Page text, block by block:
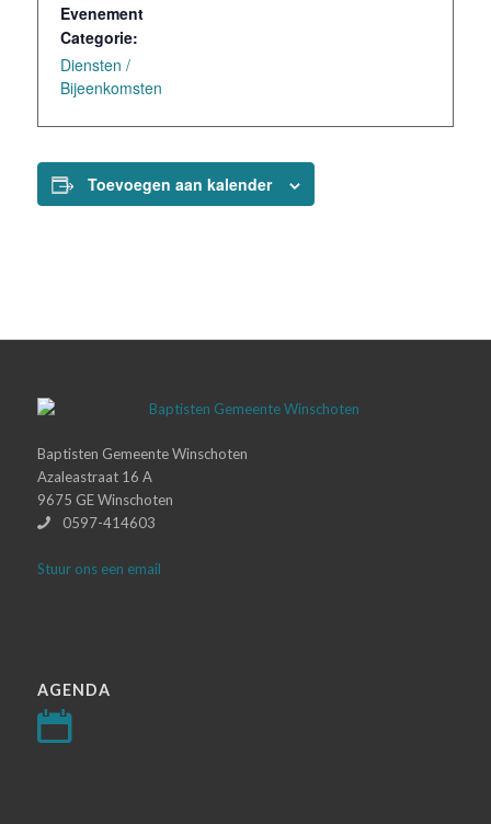
Evenement
Categorie:
Diensten /
Bijeenkomsten
Toevoegen aan kalender
Baptisten Gemeente Winschoten
Azaleastraat 16 A
9675 GE Winschoten
0597-414603
Stuur ons een email
AGENDA